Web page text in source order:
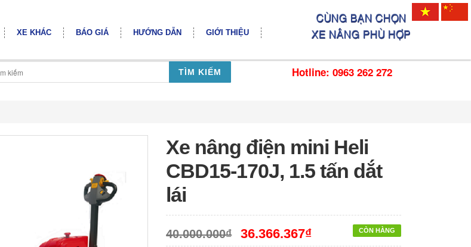
XE KHÁC BÁO GIÁ HƯỚNG DẪN GIỚI THIỆU
TÌM KIẾM Hotline: 0963 262 272
Xe nâng điện mini Heli
CBD15-170J, 1.5 tấn dắt
lái
CÒN HÀNG
40.000.000₫ 36.366.367₫